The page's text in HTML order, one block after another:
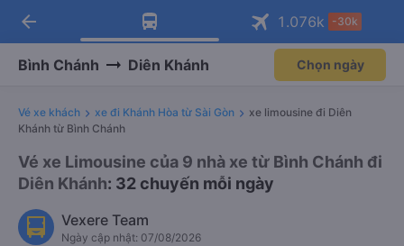
Tải app Vexere ngay!
Nhận ưu đãi thành viên độc
Mở app
Tải app Vexere
-30k/ghế khi đặt vé máy bay qua
Mở app
arrow_back 1.076k -30k
Bình Chánh Diên Khánh Chọn ngày
Vé xe khách xe đi Khánh Hòa từ Sài Gòn
xe limousine đi Diên
Khánh từ Bình Chánh
Vé xe Limousine của 9 nhà xe từ Bình Chánh đi
Diên Khánh: 32 chuyến mỗi ngày
Vexere Team
Ngày cập nhật: 07/08/2026